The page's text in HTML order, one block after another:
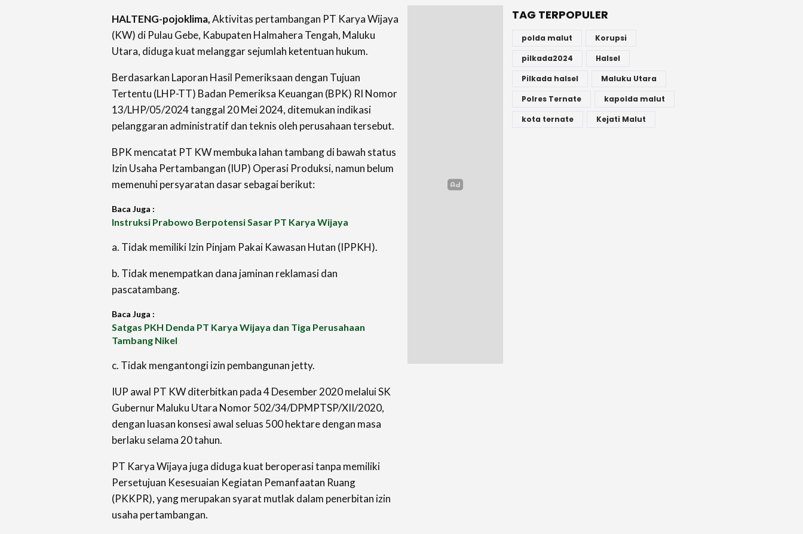
HALTENG-pojoklima,Aktivitas pertambangan PT Karya Wijaya
(KW) di Pulau Gebe, Kabupaten Halmahera Tengah, Maluku
Utara, diduga kuat melanggar sejumlah ketentuan hukum.
Berdasarkan Laporan Hasil Pemeriksaan dengan Tujuan
Tertentu (LHP-TT) Badan Pemeriksa Keuangan (BPK) RI Nomor
13/LHP/05/2024 tanggal 20 Mei 2024, ditemukan indikasi
pelanggaran administratif dan teknis oleh perusahaan tersebut.
BPK mencatat PT KW membuka lahan tambang di bawah status
Izin Usaha Pertambangan (IUP) Operasi Produksi, namun belum
memenuhi persyaratan dasar sebagai berikut:
Baca Juga :
Instruksi Prabowo Berpotensi Sasar PT Karya Wijaya
a. Tidak memiliki Izin Pinjam Pakai Kawasan Hutan (IPPKH).
b. Tidak menempatkan dana jaminan reklamasi dan
pascatambang.
Baca Juga :
Satgas PKH Denda PT Karya Wijaya dan Tiga Perusahaan
Tambang Nikel
c. Tidak mengantongi izin pembangunan jetty.
IUP awal PT KW diterbitkan pada 4 Desember 2020 melalui SK
Gubernur Maluku Utara Nomor 502/34/DPMPTSP/XII/2020,
dengan luasan konsesi awal seluas 500 hektare dengan masa
berlaku selama 20 tahun.
PT Karya Wijaya juga diduga kuat beroperasi tanpa memiliki
Persetujuan Kesesuaian Kegiatan Pemanfaatan Ruang
(PKKPR), yang merupakan syarat mutlak dalam penerbitan izin
usaha pertambangan.
TAG TERPOPULER
polda malut
Korupsi
pilkada2024
Halsel
Pilkada halsel
Maluku Utara
Polres Ternate
kapolda malut
kota ternate
Kejati Malut